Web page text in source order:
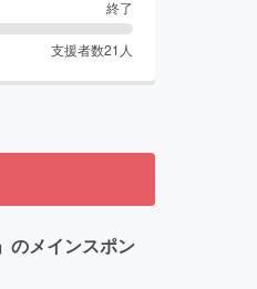
終了
支援者数21 人
のメインスポン